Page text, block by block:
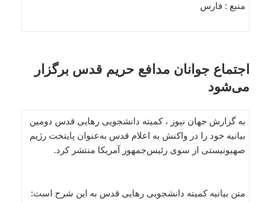
منبع : فارس
اجتماع جوانان مدافع حریم قدس برگزار
می‌شود
به گزارش جهان نیوز ، کمیته دانشجویی رهایی قدس دومین
بیانیه خود را در واکنش به اعلام قدس به‌عنوان پایتخت رژیم
صهیونیستی از سوی رئیس‌جمهور آمریکا منتشر کرد.
متن بیانیه کمیته دانشجویی رهایی قدس به این شرح است: